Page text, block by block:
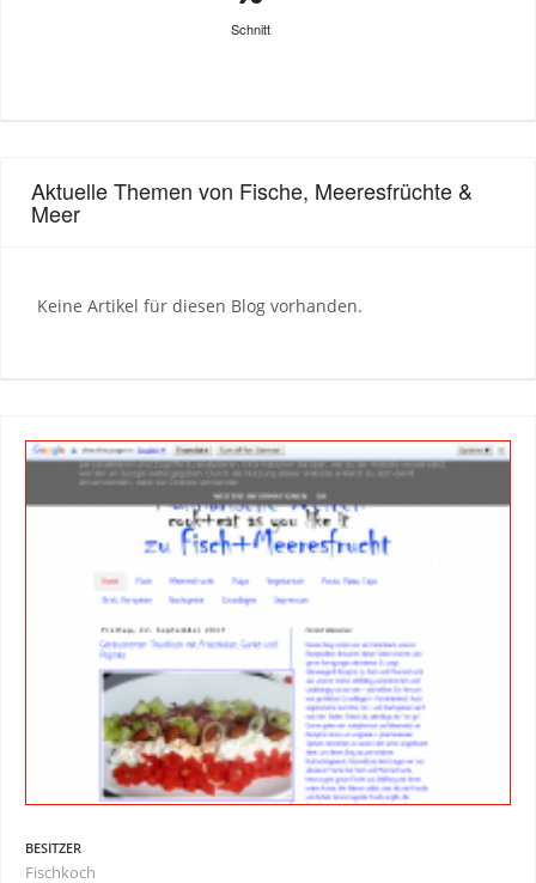
Schnitt
Aktuelle Themen von Fische, Meeresfrüchte &
Meer
Keine Artikel für diesen Blog vorhanden.
BESITZER
Fischkoch